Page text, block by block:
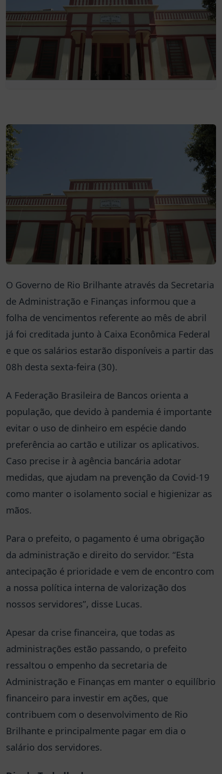
O Governo de Rio Brilhante através da Secretaria
de Administração e Finanças informou que a
folha de vencimentos referente ao mês de abril
já foi creditada junto à Caixa Econômica Federal
e que os salários estarão disponíveis a partir das
08h desta sexta-feira (30).
A Federação Brasileira de Bancos orienta a
população, que devido à pandemia é importante
evitar o uso de dinheiro em espécie dando
preferência ao cartão e utilizar os aplicativos.
Caso precise ir à agência bancária adotar
medidas, que ajudam na prevenção da Covid-19
como manter o isolamento social e higienizar as
mãos.
Para o prefeito, o pagamento é uma obrigação
da administração e direito do servidor. “Esta
antecipação é prioridade e vem de encontro com
a nossa política interna de valorização dos
nossos servidores”, disse Lucas.
Apesar da crise financeira, que todas as
administrações estão passando, o prefeito
ressaltou o empenho da secretaria de
Administração e Finanças em manter o equilíbrio
financeiro para investir em ações, que
contribuem com o desenvolvimento de Rio
Brilhante e principalmente pagar em dia o
salário dos servidores.